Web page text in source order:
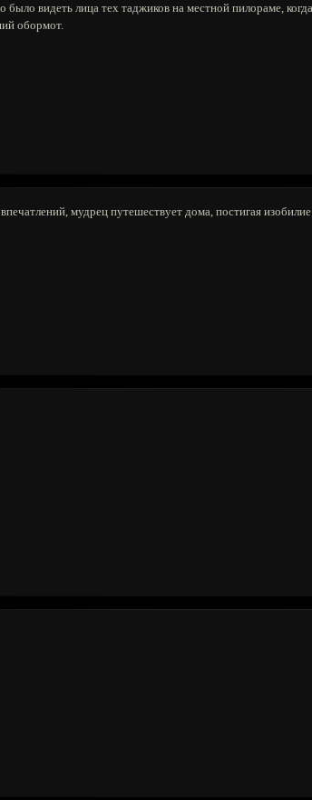
видеть лица тех таджиков на местной пилораме,
обормот.
мудрец путешествует дома, постигая